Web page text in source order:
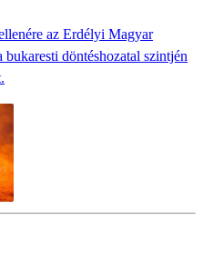
az Erdélyi Magyar
döntéshozatal szintjén